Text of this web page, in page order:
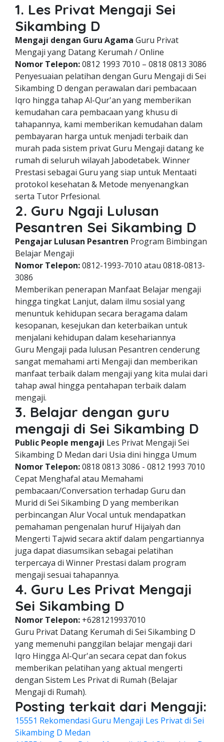
1. Les Privat Mengaji Sei
Sikambing D
Mengaji dengan Guru Agama Guru Privat
Mengaji yang Datang Kerumah / Online
Nomor Telepon:0812 1993 7010 – 0818 0813 3086
Penyesuaian pelatihan dengan Guru Mengaji di Sei
Sikambing D dengan perawalan dari pembacaan
Iqro hingga tahap Al-Qur'an yang memberikan
kemudahan cara pembacaan yang khusu di
tahapannya, kami memberikan kemudahan dalam
pembayaran harga untuk menjadi terbaik dan
murah pada sistem privat Guru Mengaji datang ke
rumah di seluruh wilayah Jabodetabek. Winner
Prestasi sebagai Guru yang siap untuk Mentaati
protokol kesehatan & Metode menyenangkan
serta Tutor Prfesional.
2. Guru Ngaji Lulusan
Pesantren Sei Sikambing D
Pengajar Lulusan Pesantren Program Bimbingan
Belajar Mengaji
Nomor Telepon:0812-1993-7010 atau 0818-0813-
3086
Memberikan penerapan Manfaat Belajar mengaji
hingga tingkat Lanjut, dalam ilmu sosial yang
menuntuk kehidupan secara beragama dalam
kesopanan, kesejukan dan keterbaikan untuk
menjalani kehidupan dalam kesehariannya
Guru Mengaji pada lulusan Pesantren cenderung
sangat memahami arti Mengaji dan memberikan
manfaat terbaik dalam mengaji yang kita mulai dari
tahap awal hingga pentahapan terbaik dalam
mengaji.
3. Belajar dengan guru
mengaji di Sei Sikambing D
Public People mengaji Les Privat Mengaji Sei
Sikambing D Medan dari Usia dini hingga Umum
Nomor Telepon:0818 0813 3086 - 0812 1993 7010
Cepat Menghafal atau Memahami
pembacaan/Conversation terhadap Guru dan
Murid di Sei Sikambing D yang memberikan
perbincangan Alur Vocal untuk mendapatkan
pemahaman pengenalan huruf Hijaiyah dan
Mengerti Tajwid secara aktif dalam pengartiannya
juga dapat diasumsikan sebagai pelatihan
terpercaya di Winner Prestasi dalam program
mengaji sesuai tahapannya.
4. Guru Les Privat Mengaji
Sei Sikambing D
Nomor Telepon: +6281219937010
Guru Privat Datang Kerumah di Sei Sikambing D
yang memenuhi panggilan belajar mengaji dari
Iqro Hingga Al-Qur'an secara cepat dan fokus
memberikan pelatihan yang aktual mengerti
dengan Sistem Les Privat di Rumah (Belajar
Mengaji di Rumah).
Posting terkait dari Mengaji:
15551 Rekomendasi Guru Mengaji Les Privat di Sei
Sikambing D Medan